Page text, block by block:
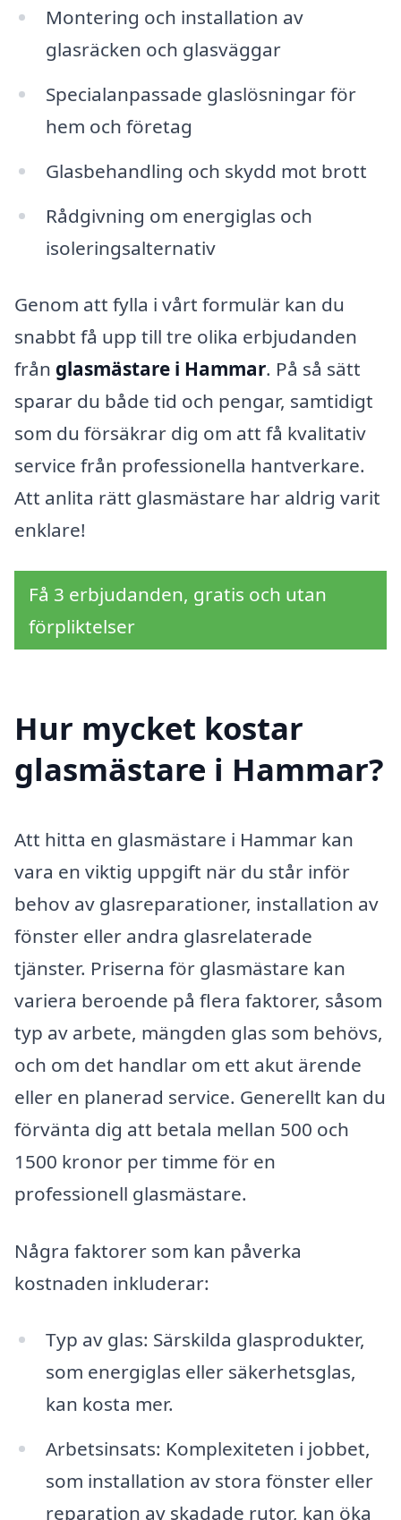
Montering och installation av
glasräcken och glasväggar
Specialanpassade glaslösningar för
hem och företag
Glasbehandling och skydd mot brott
Rådgivning om energiglas och
isoleringsalternativ
Genom att fylla i vårt formulär kan du
snabbt få upp till tre olika erbjudanden
från glasmästare i Hammar. På så sätt
sparar du både tid och pengar, samtidigt
som du försäkrar dig om att få kvalitativ
service från professionella hantverkare.
Att anlita rätt glasmästare har aldrig varit
enklare!
Få 3 erbjudanden, gratis och utan
förpliktelser
Hur mycket kostar
glasmästare i Hammar?
Att hitta en glasmästare i Hammar kan
vara en viktig uppgift när du står inför
behov av glasreparationer, installation av
fönster eller andra glasrelaterade
tjänster. Priserna för glasmästare kan
variera beroende på flera faktorer, såsom
typ av arbete, mängden glas som behövs,
och om det handlar om ett akut ärende
eller en planerad service. Generellt kan du
förvänta dig att betala mellan 500 och
1500 kronor per timme för en
professionell glasmästare.
Några faktorer som kan påverka
kostnaden inkluderar:
Typ av glas: Särskilda glasprodukter,
som energiglas eller säkerhetsglas,
kan kosta mer.
Arbetsinsats: Komplexiteten i jobbet,
som installation av stora fönster eller
reparation av skadade rutor, kan öka